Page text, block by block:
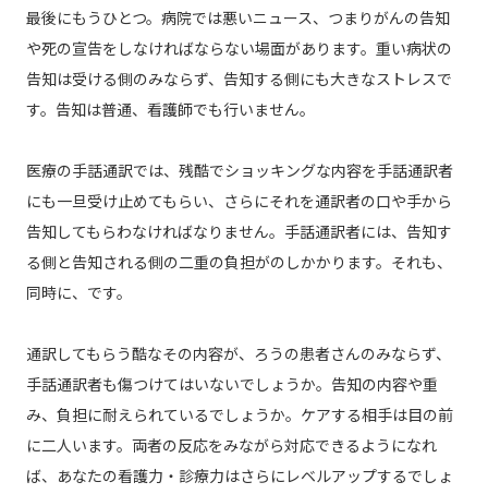
最後にもうひとつ。病院では悪いニュース、つまりがんの告知
や死の宣告をしなければならない場面があります。重い病状の
告知は受ける側のみならず、告知する側にも大きなストレスで
す。告知は普通、看護師でも行いません。
医療の手話通訳では、残酷でショッキングな内容を手話通訳者
にも一旦受け止めてもらい、さらにそれを通訳者の口や手から
告知してもらわなければなりません。手話通訳者には、告知す
る側と告知される側の二重の負担がのしかかります。それも、
同時に、です。
通訳してもらう酷なその内容が、ろうの患者さんのみならず、
手話通訳者も傷つけてはいないでしょうか。告知の内容や重
み、負担に耐えられているでしょうか。ケアする相手は目の前
に二人います。両者の反応をみながら対応できるようになれ
ば、あなたの看護力・診療力はさらにレベルアップするでしょ